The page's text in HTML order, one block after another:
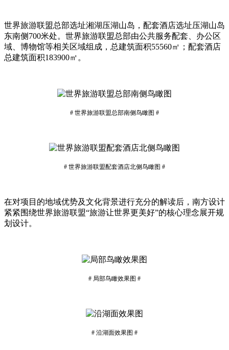
世界旅游联盟总部选址湘湖压湖山岛，配套酒店选址压湖山岛
东南侧700米处。世界旅游联盟总部由公共服务配套、办公区
域、博物馆等相关区域组成，总建筑面积55560㎡；配套酒店
总建筑面积183900㎡。
# 世界旅游联盟总部南侧鸟瞰图 #
# 世界旅游联盟配套酒店北侧鸟瞰图 #
在对项目的地域优势及文化背景进行充分的解读后，南方设计
紧紧围绕世界旅游联盟“旅游让世界更美好”的核心理念展开规
划设计。
# 局部鸟瞰效果图 #
# 沿湖面效果图 #